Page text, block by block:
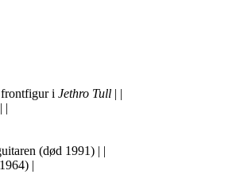
frontfigur i Jethro Tull | |
| |
(død 1991) | |
|